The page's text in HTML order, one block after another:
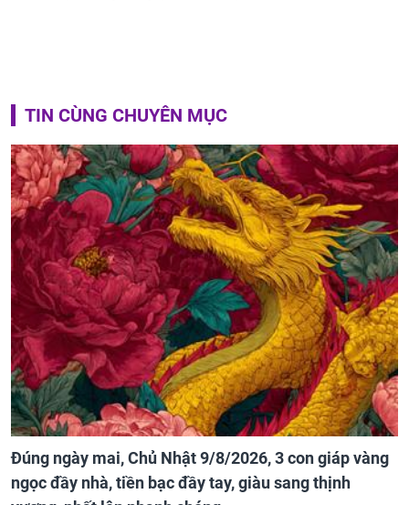
TIN CÙNG CHUYÊN MỤC
Đúng ngày mai, Chủ Nhật 9/8/2026, 3 con giáp vàng
ngọc đầy nhà, tiền bạc đầy tay, giàu sang thịnh